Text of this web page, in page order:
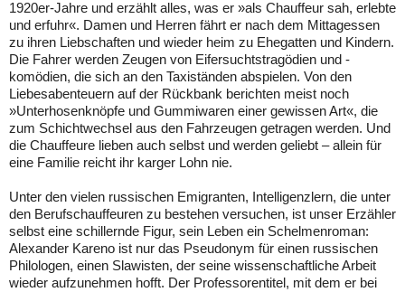
1920er-Jahre und erzählt alles, was er »als Chauffeur sah, erlebte
und erfuhr«. Damen und Herren fährt er nach dem Mittagessen
zu ihren Liebschaften und wieder heim zu Ehegatten und Kindern.
Die Fahrer werden Zeugen von Eifersuchtstragödien und -
komödien, die sich an den Taxiständen abspielen. Von den
Liebesabenteuern auf der Rückbank berichten meist noch
»Unterhosenknöpfe und Gummiwaren einer gewissen Art«, die
zum Schichtwechsel aus den Fahrzeugen getragen werden. Und
die Chauffeure lieben auch selbst und werden geliebt – allein für
eine Familie reicht ihr karger Lohn nie.
Unter den vielen russischen Emigranten, Intelligenzlern, die unter
den Berufschauffeuren zu bestehen versuchen, ist unser Erzähler
selbst eine schillernde Figur, sein Leben ein Schelmenroman:
Alexander Kareno ist nur das Pseudonym für einen russischen
Philologen, einen Slawisten, der seine wissenschaftliche Arbeit
wieder aufzunehmen hofft. Der Professorentitel, mit dem er bei